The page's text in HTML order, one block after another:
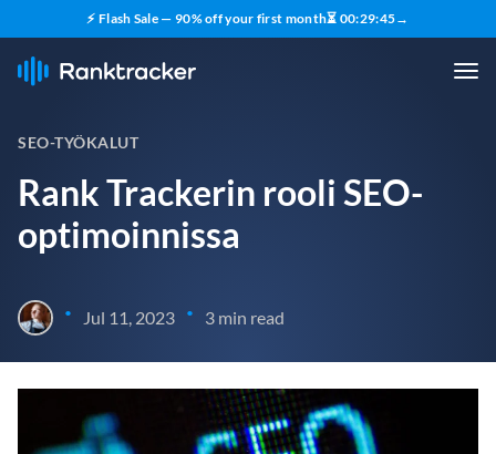
⚡ Flash Sale — 90% off your first month⏳ 00:29:44→
SEO-TYÖKALUT
Rank Trackerin rooli SEO-
optimoinnissa
• Jul 11, 2023 • 3 min read